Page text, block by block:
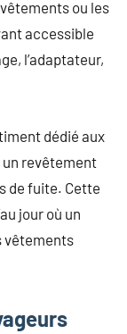
ou les
accessible
l’adaptateur,
dédié aux
revêtement
de fuite. Cette
jour où un
vêtements